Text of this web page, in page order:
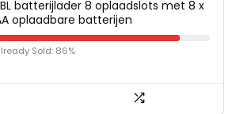
batterijlader 8 oplaadslots met 8 x
oplaadbare batterijen
Sold: 86%